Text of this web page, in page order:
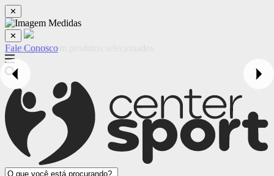
✕
✕
Fale Conosco